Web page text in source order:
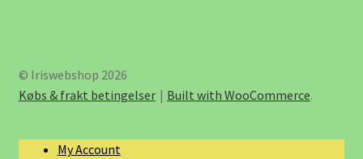
© Iriswebshop 2026
Købs & frakt betingelser
Built with WooCommerce.
My Account